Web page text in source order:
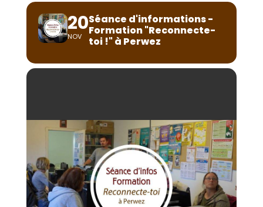
20
NOV
Séance d'informations -
Formation "Reconnecte-
toi !" à Perwez